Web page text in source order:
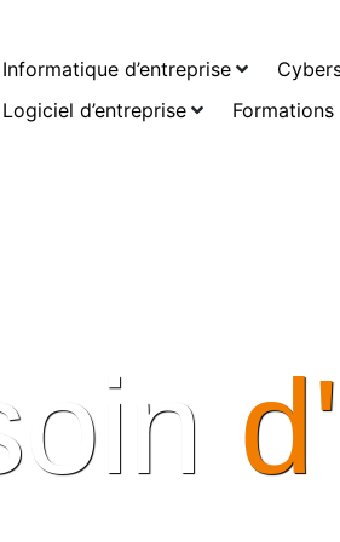
Informatique d’entreprise
Logiciel d’entreprise